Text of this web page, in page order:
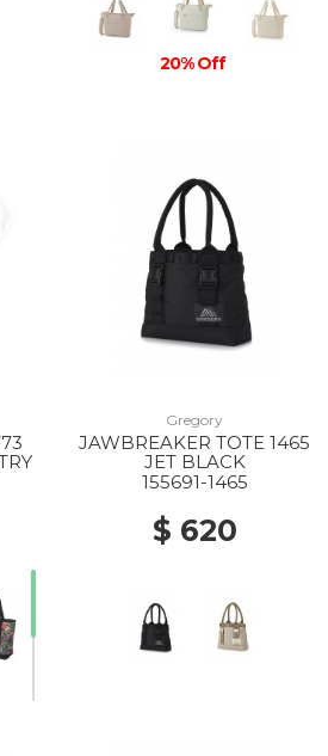
20% Off
Gregory
JAWBREAKER TOTE 1465
JET BLACK
155691-1465
$ 620